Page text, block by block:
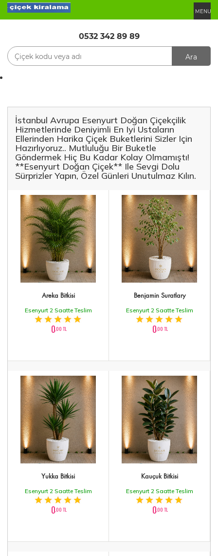
MENU
0532 342 89 89
Ara
İstanbul Avrupa Esenyurt Doğan Çiçekçilik
Hizmetlerinde Deniyimli En Iyi Ustaların
Ellerinden Harika Çiçek Buketlerini Sizler Için
Hazırlıyoruz.. Mutluluğu Bir Buketle
Göndermek Hiç Bu Kadar Kolay Olmamıştı!
**Esenyurt Doğan Çiçek** Ile Sevgi Dolu
Sürprizler Yapın, Özel Günleri Unutulmaz Kılın.
Areka Bitkisi
Esenyurt 2 Saatte Teslim
0,00 TL
Benjamin Suratlary
Esenyurt 2 Saatte Teslim
0,00 TL
Yukka Bitkisi
Esenyurt 2 Saatte Teslim
0,00 TL
Kauçuk Bitkisi
Esenyurt 2 Saatte Teslim
0,00 TL